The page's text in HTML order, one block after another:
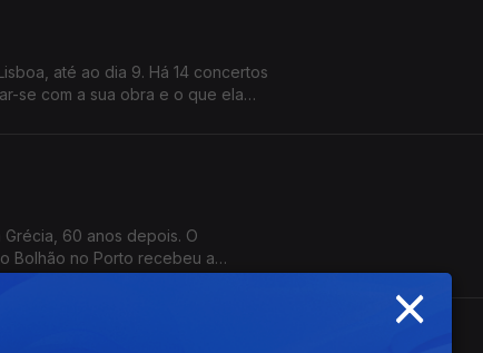
até ao dia 9. Há 14 concertos
se com a sua obra e o que ela
60 anos depois. O
Bolhão no Porto recebeu a
espanhol tinha 62 anos.
×